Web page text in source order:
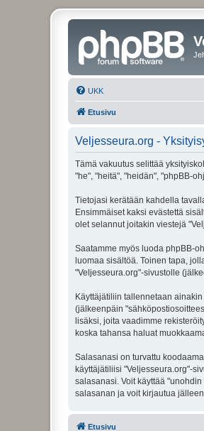
UKK
Etusivu
Veljesseura.org -
Tämä vakuutus selittää
"he", "heitä", "heidän", "phpBB-
Tietojasi kerätään kahdella
Ensimmäiset kaksi evästettä
olet selannut joitakin viestejä
Saatamme myös luoda phpBB-
luomaa sisältöä. Toinen tapa,
"Veljesseura.org"-sivustolle
Käyttäjätiliin tallennetaan
(jälkeenpäin
lisäksi, joita vaadimme
koska tahansa haluat
Salasanasi on turvattu
käyttäjätiliisi "Veljesseura.org"-
salasanasi. Voit käyttää
salasanan ja voit kirjautua jälleen
Etusivu